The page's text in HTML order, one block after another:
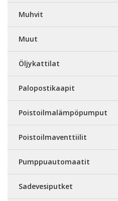
Muhvit
Muut
Öljykattilat
Palopostikaapit
Poistoilmalämpöpumput
Poistoilmaventtiilit
Pumppuautomaatit
Sadevesiputket